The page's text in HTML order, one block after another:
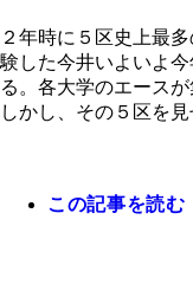
２年時に５区史上最
験した今井いよいよ
る。各大学のエース
しかし、その５区を
この記事を読む